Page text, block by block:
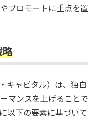
プロモートに重点を置
キャピタル）は、独自
マンスを上げることで
以下の要素に基づいて